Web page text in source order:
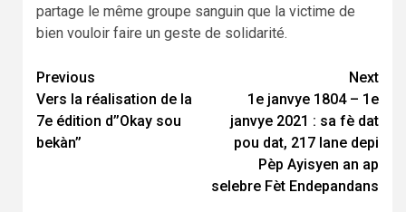
partage le même groupe sanguin que la victime de
bien vouloir faire un geste de solidarité.
Continue
Reading
Previous
Vers la réalisation de la
7e édition d’’Okay sou
bekàn’’
Next
1e janvye 1804 – 1e
janvye 2021 : sa fè dat
pou dat, 217 lane depi
Pèp Ayisyen an ap
selebre Fèt Endepandans